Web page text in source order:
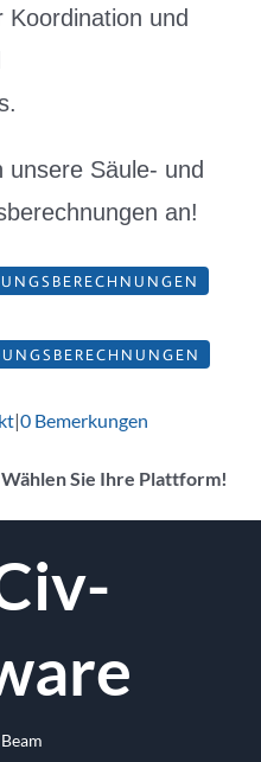
und
unsere Säule- und
an!
|0 Bemerkungen
Sie Ihre Plattform!